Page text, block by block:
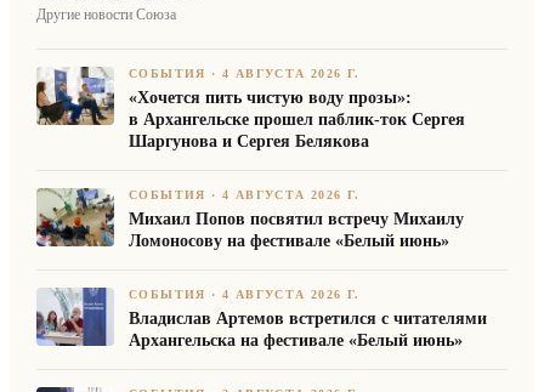
Другие новости Союза
СОБЫТИЯ ·4 АВГУСТА 2026 Г.
«Хочется пить чистую воду прозы»:
в Архангельске прошел паблик-ток Сергея
Шаргунова и Сергея Белякова
СОБЫТИЯ ·4 АВГУСТА 2026 Г.
Михаил Попов посвятил встречу Михаилу
Ломоносову на фестивале «Белый июнь»
СОБЫТИЯ ·4 АВГУСТА 2026 Г.
Владислав Артемов встретился с читателями
Архангельска на фестивале «Белый июнь»